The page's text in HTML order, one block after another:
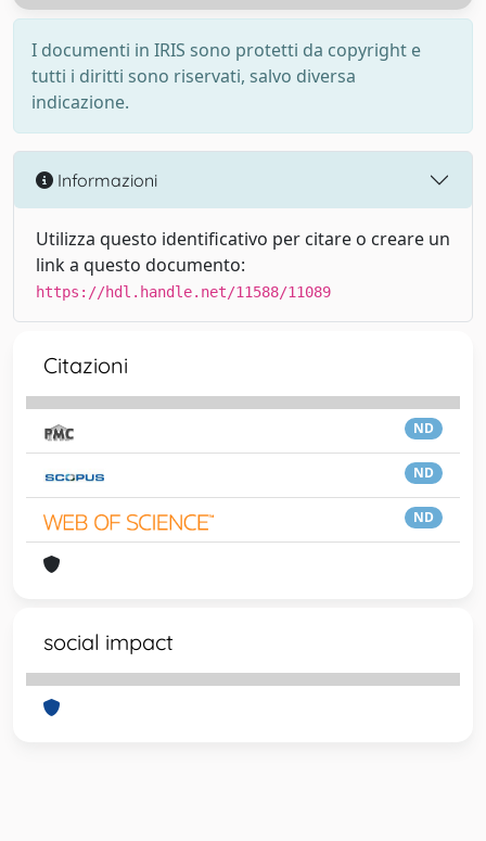
I documenti in IRIS sono protetti da copyright e
tutti i diritti sono riservati, salvo diversa
indicazione.
Informazioni
Utilizza questo identificativo per citare o creare un
link a questo documento:
https://hdl.handle.net/11588/11089
Citazioni
ND
ND
ND
social impact